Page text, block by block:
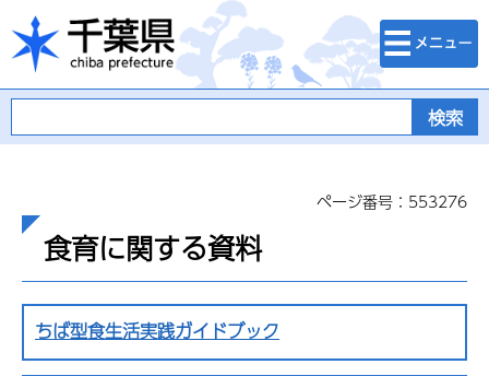
千葉県
検索・メニュ
ー
ページ番号：553276
食育に関する資料
ちば型食生活実践ガイドブック